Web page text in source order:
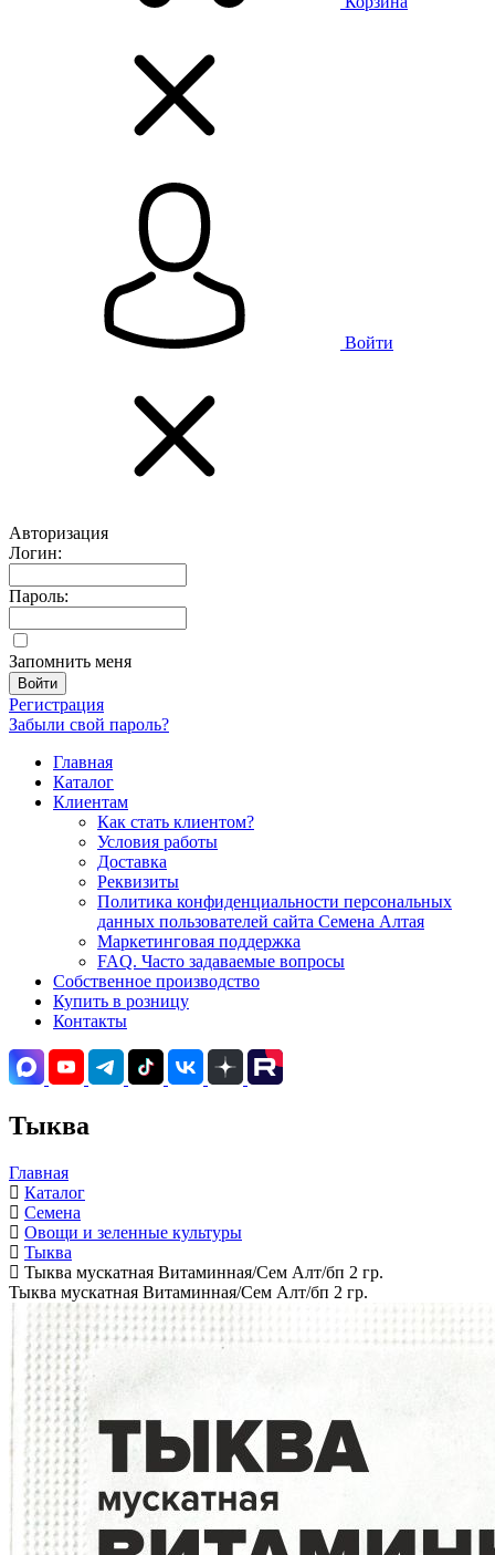
Войти
Авторизация
Логин:
Пароль:
Запомнить меня
Регистрация
Забыли свой пароль?
Главная
Каталог
Клиентам
Как стать клиентом?
Условия работы
Доставка
Реквизиты
Политика конфиденциальности персональных
данных пользователей сайта Семена Алтая
Маркетинговая поддержка
FAQ. Часто задаваемые вопросы
Собственное производство
Купить в розницу
Контакты
Тыква
Главная
Каталог
Семена
Овощи и зеленные культуры
Тыква
Тыква мускатная Витаминная/Сем Алт/бп 2 гр.
Тыква мускатная Витаминная/Сем Алт/бп 2 гр.